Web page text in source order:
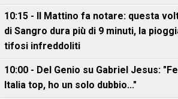
10:15 - Il Mattino fa notare: questa
di Sangro dura più di 9 minuti, la
tifosi infreddoliti
10:00 - Del Genio su Gabriel Jesus:
Italia top, ho un solo dubbio..."